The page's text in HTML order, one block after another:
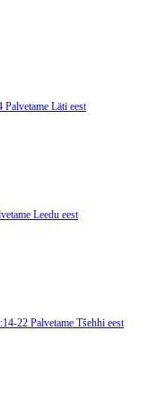
Palvetame Läti eest
Leedu eest
22 Palvetame Tšehhi eest